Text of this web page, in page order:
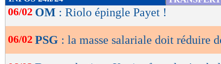
de
OK
06/02 OM : Riolo épingle Payet !
06/02 PSG : la masse salariale doit réduire